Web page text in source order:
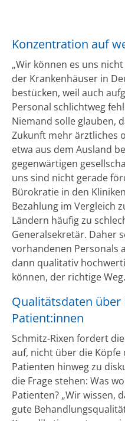
Konzentration auf
„Wir können es uns
der Krankenhäuser in
bestücken, weil auch
Personal schlichtweg
Niemand solle glauben,
Zukunft mehr ärztliches
etwa aus dem Ausland
gegenwärtigen
uns sind nicht gerade
Bürokratie in den
Bezahlung im Vergleich
Ländern häufig zu
Generalsekretär. Daher
vorhandenen Personals
dann qualitativ
können, der richtige Weg.
Qualitätsdaten über
Patient:innen
Schmitz-Rixen fordert
auf, nicht über die
Patienten hinweg zu
die Frage stehen: Was
Patienten? „Wir wissen,
gute